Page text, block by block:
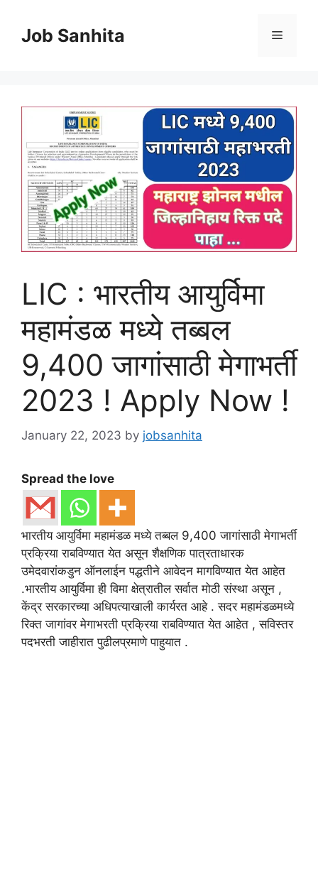
contentJob Sanhita Menu
LIC : भारतीय आयुर्विमा
महामंडळ मध्ये तब्बल
9,400 जागांसाठी मेगाभर्ती
2023 ! Apply Now !
January 22, 2023 by jobsanhita
Spread the love
भारतीय आयुर्विमा महामंडळ मध्ये तब्बल 9,400 जागांसाठी मेगाभर्ती
प्रक्रिया राबविण्यात येत असून शैक्षणिक पात्रताधारक
उमेदवारांकडुन ऑनलाईन पद्धतीने आवेदन मागविण्यात येत आहेत
.भारतीय आयुर्विमा ही विमा क्षेत्रातील सर्वात मोठी संस्था असून ,
केंद्र सरकारच्या अधिपत्याखाली कार्यरत आहे . सदर महामंडळमध्ये
रिक्त जागांवर मेगाभरती प्रक्रिया राबविण्यात येत आहेत , सविस्तर
पदभरती जाहीरात पुढीलप्रमाणे पाहुयात .